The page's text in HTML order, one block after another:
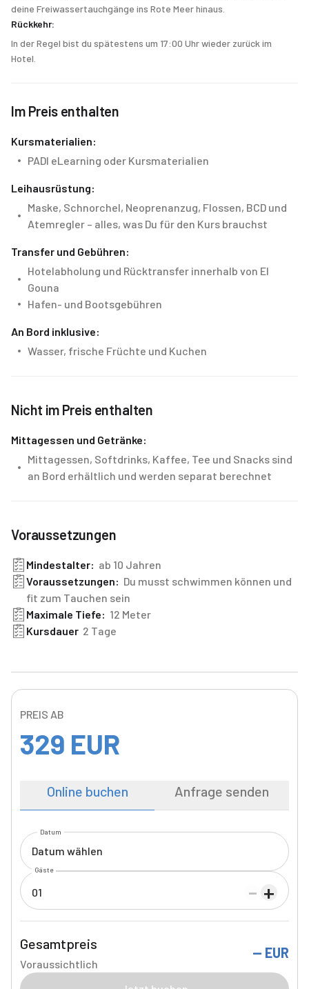
deine Freiwassertauchgänge ins Rote Meer hinaus.
Rückkehr:
In der Regel bist du spätestens um 17:00 Uhr wieder zurück im
Hotel.
Im Preis enthalten
Kursmaterialien:
PADI eLearning oder Kursmaterialien
Leihausrüstung:
Maske, Schnorchel, Neoprenanzug, Flossen, BCD und
Atemregler – alles, was Du für den Kurs brauchst
Transfer und Gebühren:
Hotelabholung und Rücktransfer innerhalb von El
Gouna
Hafen- und Bootsgebühren
An Bord inklusive:
Wasser, frische Früchte und Kuchen
Nicht im Preis enthalten
Mittagessen und Getränke:
Mittagessen, Softdrinks, Kaffee, Tee und Snacks sind
an Bord erhältlich und werden separat berechnet
Voraussetzungen
Mindestalter: ab 10 Jahren
Voraussetzungen: Du musst schwimmen können und
fit zum Tauchen sein
Maximale Tiefe: 12 Meter
Kursdauer 2 Tage
PREIS AB
329 EUR
Online buchen Anfrage senden
Datum
Datum wählen
Gäste
01 - +
Gesamtpreis
Voraussichtlich
-- EUR